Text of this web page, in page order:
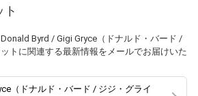
ト
Byrd / Gigi Gryce（ドナルド・バード /
トに関連する最新情報をメールでお届けいた
（ドナルド・バード / ジジ・グライ